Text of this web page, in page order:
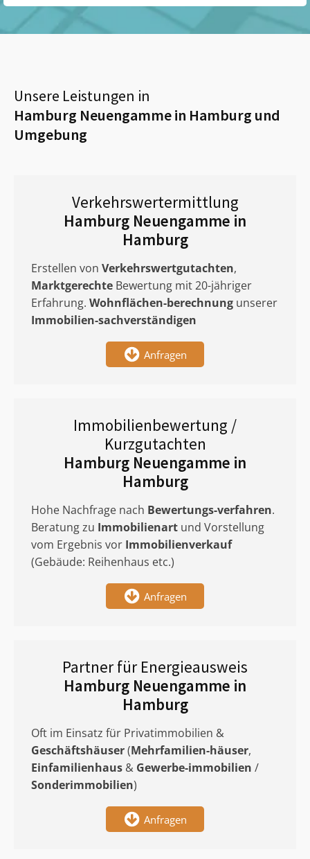
Unsere Leistungen in
Hamburg Neuengamme in Hamburg und
Umgebung
Verkehrswertermittlung
Hamburg Neuengamme in
Hamburg
Erstellen von Verkehrswertgutachten,
Marktgerechte Bewertung mit 20-jähriger
Erfahrung. Wohnflächen-berechnung unserer
Immobilien-sachverständigen
Anfragen
Immobilienbewertung /
Kurzgutachten
Hamburg Neuengamme in
Hamburg
Hohe Nachfrage nach Bewertungs-verfahren.
Beratung zu Immobilienart und Vorstellung
vom Ergebnis vor Immobilienverkauf
(Gebäude: Reihenhaus etc.)
Anfragen
Partner für Energieausweis
Hamburg Neuengamme in
Hamburg
Oft im Einsatz für Privatimmobilien &
Geschäftshäuser(Mehrfamilien-häuser,
Einfamilienhaus & Gewerbe-immobilien /
Sonderimmobilien)
Anfragen